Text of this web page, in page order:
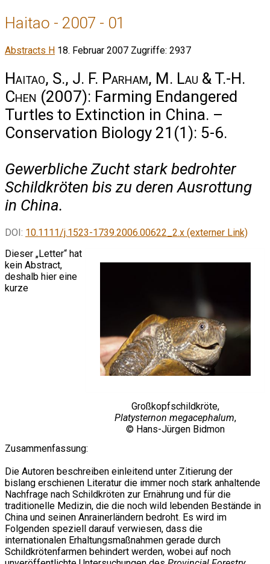
Haitao - 2007 - 01
Abstracts H 18. Februar 2007 Zugriffe: 2937
Haitao, S., J. F. Parham, M. Lau & T.-H.
Chen (2007): Farming Endangered
Turtles to Extinction in China. –
Conservation Biology 21(1): 5-6.
Gewerbliche Zucht stark bedrohter
Schildkröten bis zu deren Ausrottung
in China.
DOI: 10.1111/j.1523-1739.2006.00622_2.x (externer Link)
Großkopfschildkröte,
Platysternon megacephalum,
© Hans-Jürgen Bidmon
Dieser „Letter“ hat
kein Abstract,
deshalb hier eine
kurze
Zusammenfassung:
Die Autoren beschreiben einleitend unter Zitierung der
bislang erschienen Literatur die immer noch stark anhaltende
Nachfrage nach Schildkröten zur Ernährung und für die
traditionelle Medizin, die die noch wild lebenden Bestände in
China und seinen Anrainerländern bedroht. Es wird im
Folgenden speziell darauf verwiesen, dass die
internationalen Erhaltungsmaßnahmen gerade durch
Schildkrötenfarmen behindert werden, wobei auf noch